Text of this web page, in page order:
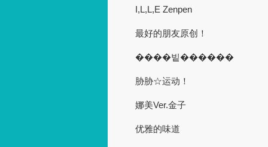
I,L,L,E Zenpen
最好的朋友原创！
����빝������
胁胁☆运动！
娜美Ver.金子
优雅的味道